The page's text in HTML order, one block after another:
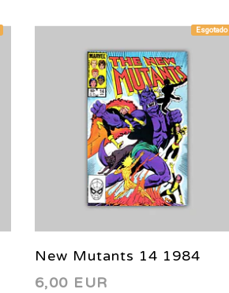
Esgotado
New Mutants 14 1984
6,00 EUR